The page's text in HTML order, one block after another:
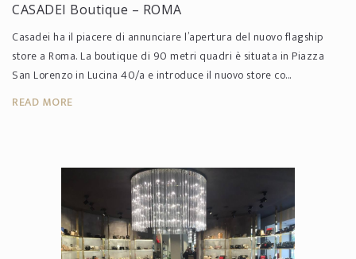
CASADEI Boutique – ROMA
Casadei ha il piacere di annunciare l’apertura del nuovo flagship
store a Roma. La boutique di 90 metri quadri è situata in Piazza
San Lorenzo in Lucina 40/a e introduce il nuovo store co...
READ MORE